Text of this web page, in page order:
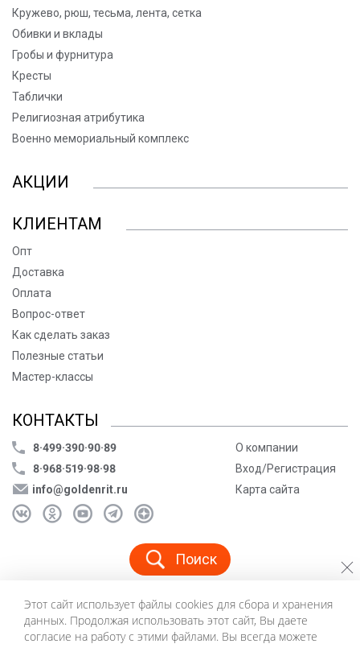
Кружево, рюш, тесьма, лента, сетка
Обивки и вклады
Гробы и фурнитура
Кресты
Таблички
Религиозная атрибутика
Военно мемориальный комплекс
АКЦИИ
КЛИЕНТАМ
Опт
Доставка
Оплата
Вопрос-ответ
Как сделать заказ
Полезные статьи
Мастер-классы
КОНТАКТЫ
8·499·390·90·89
8·968·519·98·98
info@goldenrit.ru
О компании
Вход/Регистрация
Карта сайта
Поиск
© ООО «Голденрит», 2005-2026
Этот сайт использует файлы cookies для сбора и хранения
данных. Продолжая использовать этот сайт, Вы даете
согласие на работу с этими файлами. Вы всегда можете